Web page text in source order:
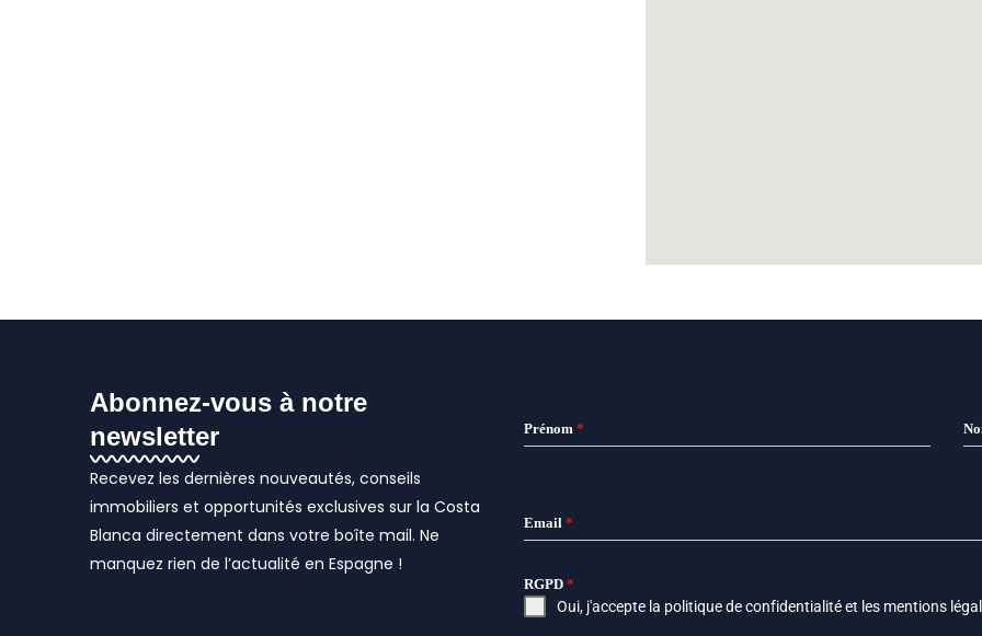
Abonnez-vous à notre
newsletter
Recevez les dernières nouveautés, conseils
immobiliers et opportunités exclusives sur la Costa
Blanca directement dans votre boîte mail. Ne
manquez rien de l’actualité en Espagne !
Prénom *
Email *
RGPD *
Oui, j'accepte la politique de confidentialitéet les mentions